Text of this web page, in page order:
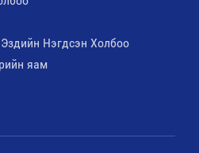
Нэгдсэн Холбоо
яам